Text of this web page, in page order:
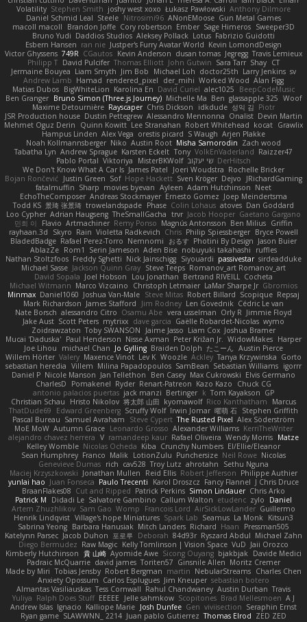
Volatility Stephen Smith joshy west xoxo Łukasz Pawłowski Anthony Dilmore
Daniel Schmid Leal Steele Nitrosimi96 ANonEMoose Gun Metal Games
macoll macoll
Brandon Joffe Cory robertson Ember Sage Himeros Sweeper3D
Bruno Yudi Daddios Studios Aleksey Pollack Lotus Fabrizio Guidotti
Esbern Hansen ran nie Justper's Furry Avatar World Kevin LomondDesign
Victor Ghyssens 749R CGautos Kevin Anderson dusan tomas Jegregg Travis Lemieux
Philipp T David Pulcifer Thomas Elliott John Gutwin Sara Tarr Shay CT
Jermaine Bouyea Liam Smyth Jim Bob Michael Loh doctor25th Larry Jenkins sv
Andrew Lamb Hamad rendered_pixel der_mihi Worked Wood Alan Figg
Matias Dubos BigWhiteLion Karolina En David Curiel alec1025
BeepCodeMusic
Ben Granger Bruno Simon (Three.js Journey) Michelle Ma Ben glassapple 325 Woof
Maxime Detournière Rayscaper Chris Dickson idkdude 성익 김 Piotr
JSR Production house Dustin Pettegrew Alessandro Mennonna Onalist Devin Martin
Mehmet Oguz Derin
Quinn Kowitt Lee Stranahan Robert Whitehead kocat Grawlix
Hampus Linden Alex Vega orestis picard S Waugh Arjen Plakke
Noah Kollmannsberger Niko Austin Root Misha Samorodin Zach wood
Tabatha Lyn Andrew Sprague Karsten Eckelt Tony VolkEnVaderland Raizzer47
Pablo Portal Viktoriya MisterBKWolf שי יעקוב DerHitsch
We Don't Know What A Car Is James Patel Joeri Woudstra Rochelle Bricker
Bojan Rončević Justin Green Sof Hope Hackett Sven Kröger Dejvo
JRichardGaming
fatalmuffin Sharp movies byevan Ayleen Adam Hutchinson Neet
EchoTheComposer Andreas Stockmayer Ernesto Gomez Joep Meindertsma
Todd KS 景琦 张景琦 trowelandspade Phase Colin Lohaus atoves Dan Goddard
Loo Cypher Adrian Haugseng TheSmallGacha trvr Jacob Hooper Gaetano Gargano
민희 이
Flavio Artmachiner Remy Ponso Magnús Antonsson Ben Milius Griffin
rayhaan.3d
Skyro Rain Violetta Radkevich Chris Philip Spiessberger Bryce Powell
BladedBadge Rafael Perez-Torro Nemnomi おるす Photini By Design Jason Buier
AblazZe Rom1 Serin Jameson Aden Bise nobuyuki takahashi
ruffles
Nathan Stoltzfoos Freddy Sghetti Nick Jainschigg Siyouardi passivestar sirdeadduke
Michael Sasse Jackson Quinn Gray Steve Teeps Romanov_art Romanov_art
David Sopala Joel Hobson Lou Jonathan Bertrand RIVEILL Cocheta
Michael Witmann Marco Vizcaino Christoph Letmaier LaMar Sharpe Jr Gbromios
Minmax Daniel1060 Joshua Van-Male Steve Mitas Robert Billard Scopique Repsaj
Mark Richardson James Stafford Jim Rodney Len Govednik Cédric Le van
Nate Borsch alessandro Citro Osamu Abe vera usselman Orly R Jimmie Floyd
Jake Aust Scott Peters mytrixx dave garcia Gaëlle Robardet-Nicolas wymo
Zoidrawzaton Toby SWANSON Jaime Jasso Liam Cox Joshua Bramer
Mucai 'Daduska' Paul Henderson Nisse Axman Peter Križan Jr. WidowMakes Harper
Joe Lihou
michael Chan Jo Gylling Braiden Dolph たこーん Austin Pierce
Willem Hörter Valery Maxence Vinot Lev K Woozle Ackley Tanya Krzywinska Gorto
sebastian heredia Villem Milina Papadopoulos SamBean Sebastian Williams igorrr
Daniel P Nicole Manson Jan Tellethon Ben Casey Max Cukrowski Elvis Germano
CharlesD
Pomakenel Ryder Renart-Patreon Kazo Kazo
Chuck CG
antonio palacios puertas jack manzi Bertinger k Tom Kayakson GP
Christian Schau
Hristo Nikolov 将太郎 山田 kyomawolf Rico Kanthatham
Marcus
ThatDude69
Edward Greenberg Scruffy Wolf Irwin Jomar 曜萌 石 Stephen Griffith
Pascal Bureau Samuel Avraham Steve Cypert The Rusted Pixel Alex Söderström
MoE MoW Autumn Grace Leonardo Grosso Alexander Williams KerriTheWriter
alejandro chavez herrera V ramandeep kaur Rafael Oliveira Wendy Morris Matze
Kelley Womble Nicolas Ocheda Kiba Crunchy Numbers El/Ellie/Eleanor
Sean Humphrey Franco Malik LotionZulu Punchersize Neil Rowe Nicolas
Genevieve Dumas rich cav528 Troy Lutz ahrotahn
Sethu Nguna
Maciej Krzyszkowski Jonathan Mullen Reid Ellis Robert Jefferson Philippe Authier
yunlai hao Juan Fonseca Paulo Trecenti Karol Droszcz Fancy Flannel J Chris Druce
BraanFlakes08 Cut and Ripped Patrick Perkins Simon Lindauer Chris Arko
Patrick M
Didadi Le Salvatore Gambino Callum Walton etudenc zylo
Daniel
Artem Zhuzhlikov Sam Gao Womp Francois Lord AirSickLowLander Guillermo
Henrik Lindqvist Village's hope Miniatures Spark Lab Seamus La Monk Kitsun3
Sabrina Yeong Barbara Hanusiak Mitch Landers Richard Haan
Pressman505
Katelynn Parsec Jacob Duhon 포로루 Deborah 84d93r Ryszard Abdul Michael Zahn
Diego Bermudez Raw Magic Kelly Tomlinson | Vision Space VuD Jaii Orozco
Kimberly Hutchinson 貴 山崎 Ayomide Awe Sicong Ouyang bjakbjak Davide Medici
Padraic McQuarrie david james Toriten57 Ginsnile Allen Moritz Cremer
Made by Miri Tobias Jensby Robert Bergman martin NebularStreams Charles Chen
Anxiety Opossum Carlos Esplugues Jim Kneuper sebastian botero
Almantas Vasiliauskas Tess Cornwall Rahul Chandwaney Austin Durban Travis
Yuliya Ralph Does Stuff EEEEE Jelle sahmkow Scopitones Brad Mellesmoen A J
Andrew Islas Ignacio Kalliope Marie Josh Dunfee Gen viviisection Seraphin Ernst
Ryan game SLAWWNN_ 2214 Juan pablo Gutierrez Thomas Elrod ZED ZED